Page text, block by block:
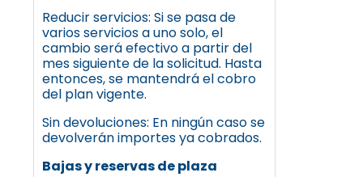
Reducir servicios: Si se pasa de
varios servicios a uno solo, el
cambio será efectivo a partir del
mes siguiente de la solicitud. Hasta
entonces, se mantendrá el cobro
del plan vigente.
Sin devoluciones: En ningún caso se
devolverán importes ya cobrados.
Bajas y reservas de plaza